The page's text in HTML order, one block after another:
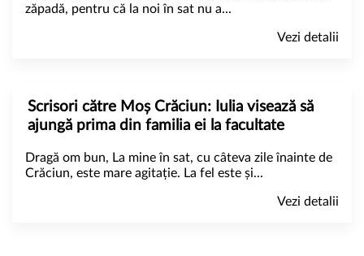
zăpadă, pentru că la noi în sat nu a...
Vezi detalii
Scrisori către Moș Crăciun: Iulia visează să
ajungă prima din familia ei la facultate
Dragă om bun, La mine în sat, cu câteva zile înainte de
Crăciun, este mare agitație. La fel este și...
Vezi detalii